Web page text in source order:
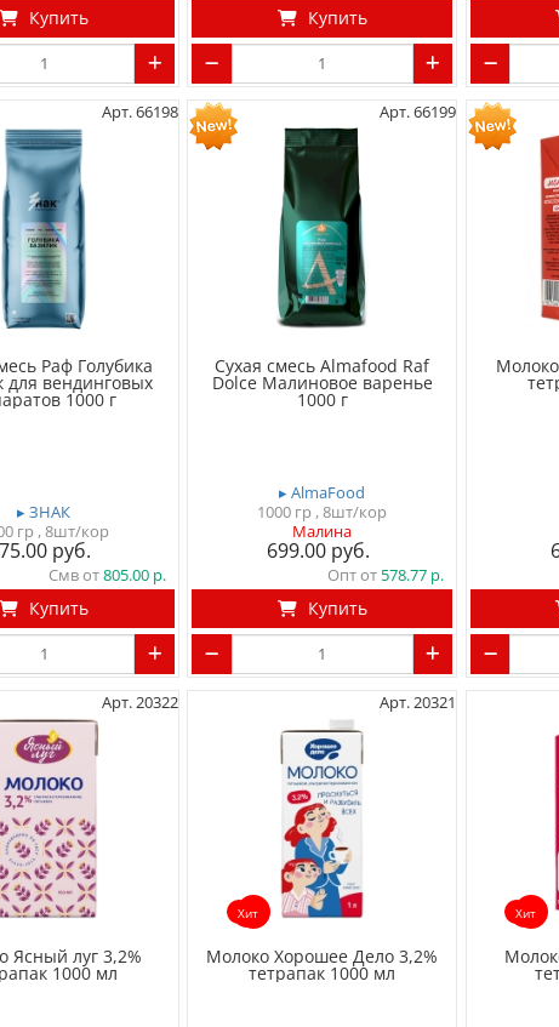
Купить Купить
Арт. 66198
Раф Голубика
для вендинговых
1000 г
▸ ЗНАК
гр , 8шт/кор
Смв от805.00
Купить
Арт. 66199
Сухая смесь Almafood Raf
Dolce Малиновое варенье
1000 г
▸ AlmaFood
1000 гр , 8шт/кор
Малина
699.00
Опт от 578.77
Купить
Арт. 20322
Ясный луг 3,2%
1000 мл
Арт. 20321
Хит
Молоко Хорошее Дело 3,2%
тетрапак 1000 мл
Хит